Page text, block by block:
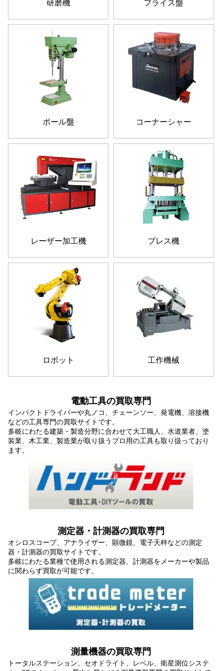
研磨機 フライス盤
ボール盤 コーナーシャー
レーザー加工機 プレス機
ロボット 工作機械
電動工具の買取専門
インパクトドライバーや丸ノコ、チェーンソー、発電機、溶接機
などの工具専門の買取サイトです。
多岐にわたる建築・製造分野に合わせて大工職人、水道業者、塗
装業、木工業、製造業が取り扱うプロ用の工具も取り扱っており
ます。
測定器・計測器の買取専門
オシロスコープ、アナライザー、顕微鏡、電子天秤などの測定
器・計測器の買取サイトです。
多岐にわたる業種で使用される測定器、計測器をメーカーや製品
に関わらず買取が可能です。
測量機器の買取専門
トータルステーション、セオドライト、レベル、衛星測位システ